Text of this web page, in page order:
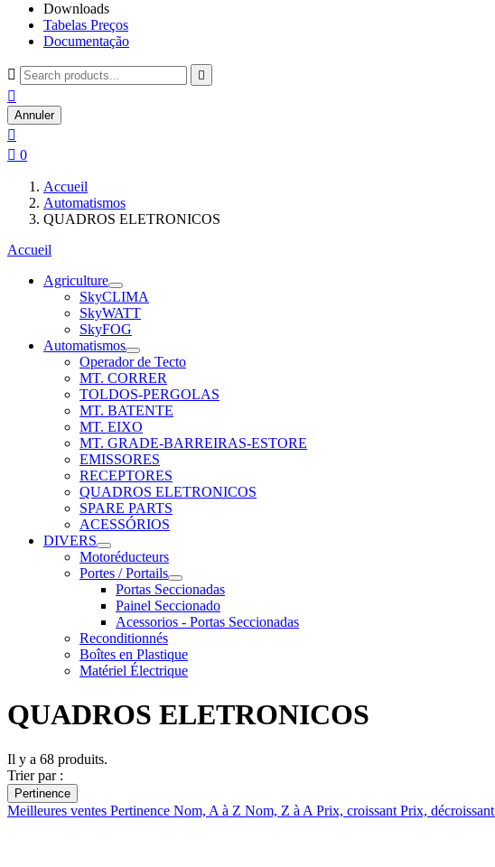
Downloads
Tabelas Preços
Documentação
 

Annuler

 0
Accueil
Automatismos
QUADROS ELETRONICOS
Accueil
Agriculture
SkyCLIMA
SkyWATT
SkyFOG
Automatismos
Operador de Tecto
MT. CORRER
TOLDOS-PERGOLAS
MT. BATENTE
MT. EIXO
MT. GRADE-BARREIRAS-ESTORE
EMISSORES
RECEPTORES
QUADROS ELETRONICOS
SPARE PARTS
ACESSÓRIOS
DIVERS
Motoréducteurs
Portes / Portails
Portas Seccionadas
Painel Seccionado
Acessorios - Portas Seccionadas
Reconditionnés
Boîtes en Plastique
Matériel Électrique
QUADROS ELETRONICOS
Il y a 68 produits.
Trier par :
Pertinence
Meilleures ventes Pertinence Nom, A à Z Nom, Z à A Prix, croissant Prix, décroissant